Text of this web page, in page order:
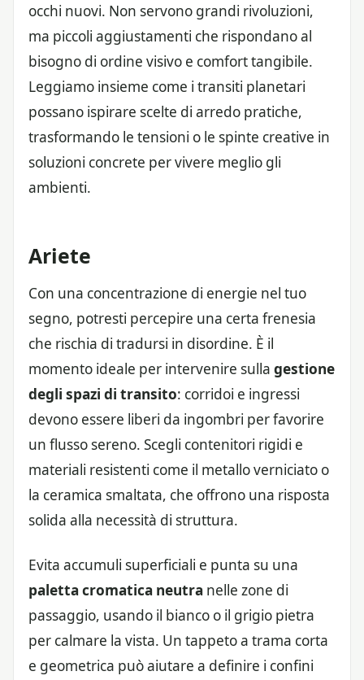
occhi nuovi. Non servono grandi rivoluzioni,
ma piccoli aggiustamenti che rispondano al
bisogno di ordine visivo e comfort tangibile.
Leggiamo insieme come i transiti planetari
possano ispirare scelte di arredo pratiche,
trasformando le tensioni o le spinte creative in
soluzioni concrete per vivere meglio gli
ambienti.
Ariete
Con una concentrazione di energie nel tuo
segno, potresti percepire una certa frenesia
che rischia di tradursi in disordine. È il
momento ideale per intervenire sulla gestione
degli spazi di transito: corridoi e ingressi
devono essere liberi da ingombri per favorire
un flusso sereno. Scegli contenitori rigidi e
materiali resistenti come il metallo verniciato o
la ceramica smaltata, che offrono una risposta
solida alla necessità di struttura.
Evita accumuli superficiali e punta su una
paletta cromatica neutra nelle zone di
passaggio, usando il bianco o il grigio pietra
per calmare la vista. Un tappeto a trama corta
e geometrica può aiutare a definire i confini